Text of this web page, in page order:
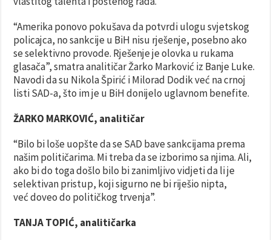
“Amerika ponovo pokušava da potvrdi ulogu svjetskog
policajca, no sankcije u BiH nisu rješenje, posebno ako
se selektivno provode. Rješenje je olovka u rukama
glasača”, smatra analitičar Žarko Marković iz Banje Luke.
Navodi da su Nikola Špirić i Milorad Dodik već na crnoj
listi SAD-a, što im je u BiH donijelo uglavnom benefite.
ŽARKO MARKOVIĆ, analitičar
“Bilo bi loše uopšte da se SAD bave sankcijama prema
našim političarima. Mi treba da se izborimo sa njima. Ali,
ako bi do toga došlo bilo bi zanimljivo vidjeti da li je
selektivan pristup, koji sigurno ne bi riješio nipta,
već doveo do političkog trvenja”.
TANJA TOPIĆ, analitičarka